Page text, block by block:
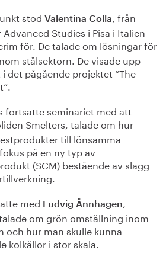
stod Valentina Colla, från
Studies i Pisa i Italien
för. De talade om lösningar för
stålsektorn. De visade upp
det pågående projektet ”The
fortsatte seminariet med att
Smelters, talade om hur
till lönsamma
på en ny typ av
(SCM) bestående av slagg
med
Ludvig Ånnhagen,
om grön omställning inom
hur man skulle kunna
kolkällor i stor skala.